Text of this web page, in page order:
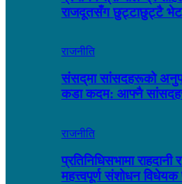
राजदूतसँग छुट्टाछुट्टै
राजनीति
संसद्‌मा सांसदहरूको
कडा कदम: आफ्नै
राजनीति
प्रतिनिधिसभामा
महत्त्वपूर्ण संशोधन